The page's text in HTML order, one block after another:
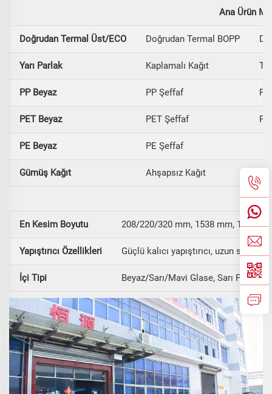
Ana Ürün
Doğrudan Termal Üst/ECO Doğrudan Termal BOPP
Yarı Parlak Kaplamalı Kağıt
PP Beyaz PP Şeffaf
PET Beyaz PET Şeffaf
PE Beyaz PE Şeffaf
Gümüş Kağıt Ahşapsız Kağıt
En Kesim Boyutu 208/220/320 mm, 1538 mm, 1070
Yapıştırıcı Özellikleri Güçlü kalıcı yapıştırıcı, uzun süreli
İçi Tipi Beyaz/Sarı/Mavi Glase, Sarı PEK,